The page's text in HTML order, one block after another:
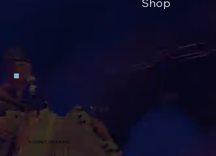
KONTAKT / BOOKING
Shop